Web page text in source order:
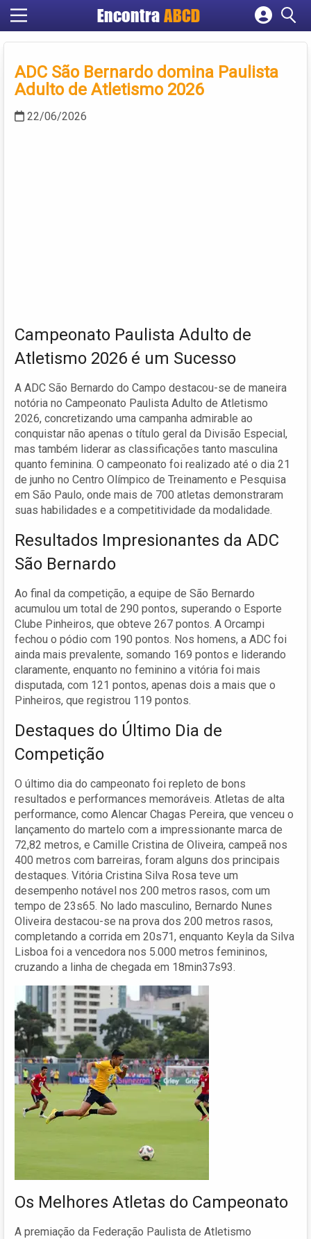
EncontraABCD
Cadastrar empresa
Criar conta
ADC São Bernardo domina Paulista
Adulto de Atletismo 2026
22/06/2026
Campeonato Paulista Adulto de
Atletismo 2026 é um Sucesso
A ADC São Bernardo do Campo destacou-se de maneira
notória no Campeonato Paulista Adulto de Atletismo
2026, concretizando uma campanha admirable ao
conquistar não apenas o título geral da Divisão Especial,
mas também liderar as classificações tanto masculina
quanto feminina. O campeonato foi realizado até o dia 21
de junho no Centro Olímpico de Treinamento e Pesquisa
em São Paulo, onde mais de 700 atletas demonstraram
suas habilidades e a competitividade da modalidade.
Resultados Impresionantes da ADC
São Bernardo
Ao final da competição, a equipe de São Bernardo
acumulou um total de 290 pontos, superando o Esporte
Clube Pinheiros, que obteve 267 pontos. A Orcampi
fechou o pódio com 190 pontos. Nos homens, a ADC foi
ainda mais prevalente, somando 169 pontos e liderando
claramente, enquanto no feminino a vitória foi mais
disputada, com 121 pontos, apenas dois a mais que o
Pinheiros, que registrou 119 pontos.
Destaques do Último Dia de
Competição
O último dia do campeonato foi repleto de bons
resultados e performances memoráveis. Atletas de alta
performance, como Alencar Chagas Pereira, que venceu o
lançamento do martelo com a impressionante marca de
72,82 metros, e Camille Cristina de Oliveira, campeã nos
400 metros com barreiras, foram alguns dos principais
destaques. Vitória Cristina Silva Rosa teve um
desempenho notável nos 200 metros rasos, com um
tempo de 23s65. No lado masculino, Bernardo Nunes
Oliveira destacou-se na prova dos 200 metros rasos,
completando a corrida em 20s71, enquanto Keyla da Silva
Lisboa foi a vencedora nos 5.000 metros femininos,
cruzando a linha de chegada em 18min37s93.
Os Melhores Atletas do Campeonato
A premiação da Federação Paulista de Atletismo